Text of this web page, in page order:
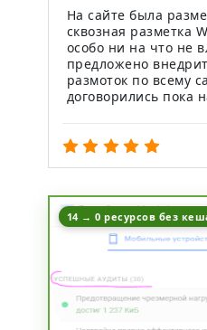
На сайте была
сквозная разметка
особо ни на что не
предложено
размоток по всему
договорились пока
14 → 0 ресурсов без